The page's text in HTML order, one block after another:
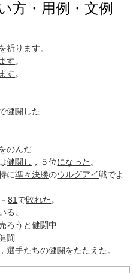
方・用例・文例
祈ります。
す。
す。
健闘した
のんだ.
健闘し ，５位になった 。
に準々決勝のウルグアイ戦でよ
－81 で敗れた 。
る。
ろう と健闘中
闘
，選手たちの健闘をたたえた 。